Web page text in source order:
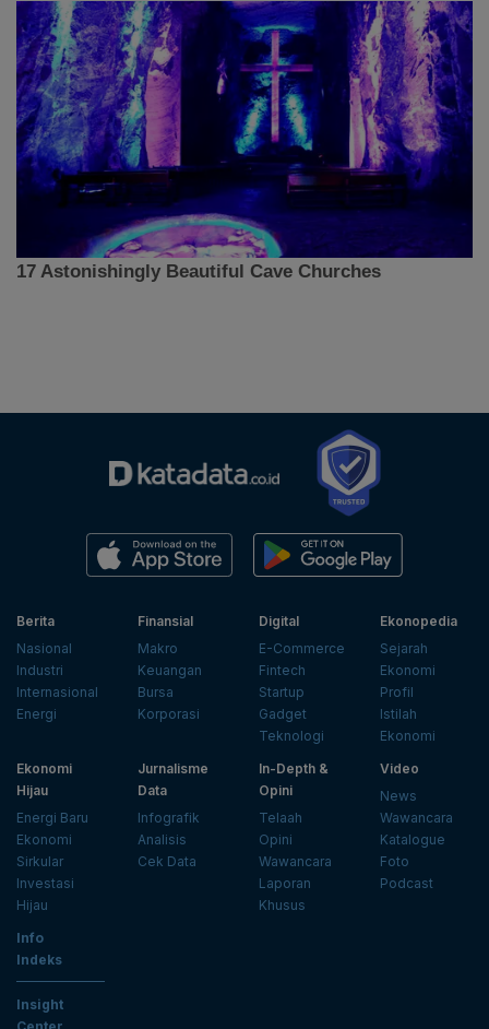
Berita
Nasional
Industri
Internasional
Energi
Finansial
Makro
Keuangan
Bursa
Korporasi
Digital
E-Commerce
Fintech
Startup
Gadget
Teknologi
Ekonopedia
Sejarah
Ekonomi
Profil
Istilah
Ekonomi
Ekonomi
Hijau
Energi Baru
Ekonomi
Sirkular
Investasi
Hijau
Jurnalisme
Data
Infografik
Analisis
Cek Data
In-Depth &
Opini
Telaah
Opini
Wawancara
Laporan
Khusus
Video
News
Wawancara
Katalogue
Foto
Podcast
Info
Indeks
Insight